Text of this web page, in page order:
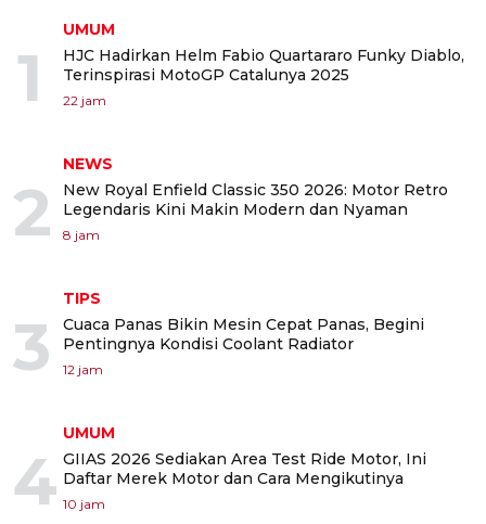
1
UMUM
HJC Hadirkan Helm Fabio Quartararo Funky Diablo,
Terinspirasi MotoGP Catalunya 2025
22 jam
2
NEWS
New Royal Enfield Classic 350 2026: Motor Retro
Legendaris Kini Makin Modern dan Nyaman
8 jam
3
TIPS
Cuaca Panas Bikin Mesin Cepat Panas, Begini
Pentingnya Kondisi Coolant Radiator
12 jam
4
UMUM
GIIAS 2026 Sediakan Area Test Ride Motor, Ini
Daftar Merek Motor dan Cara Mengikutinya
10 jam